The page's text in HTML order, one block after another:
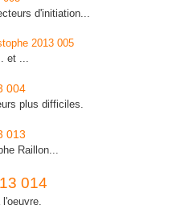
d'initiation...
et ...
plus difficiles.
Raillon...
l'oeuvre.